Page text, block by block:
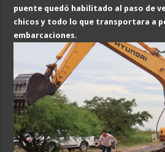
puente quedó habilitado al paso de
chicos y todo lo que transportara a
embarcaciones.